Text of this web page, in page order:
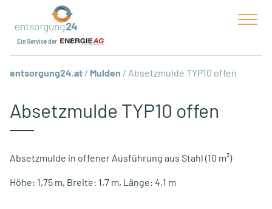
Ein Service der
entsorgung24.at / Mulden / Absetzmulde TYP10 offen
Absetzmulde TYP10 offen
Absetzmulde in offener Ausführung aus Stahl (10 m³)
Höhe: 1,75 m, Breite: 1,7 m, Länge: 4,1 m